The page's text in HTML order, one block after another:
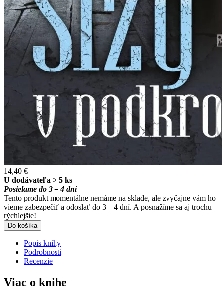
14,40 €
U dodávateľa > 5 ks
Posielame do 3 – 4 dní
Tento produkt momentálne nemáme na sklade, ale zvyčajne vám ho
vieme zabezpečiť a odoslať do 3 – 4 dní. A posnažíme sa aj trochu
rýchlejšie!
Do košíka
Popis knihy
Podrobnosti
Recenzie
Viac o knihe